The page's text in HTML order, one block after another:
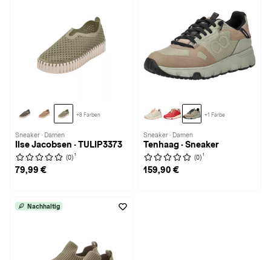
+8 Farben
Sneaker · Damen
Ilse Jacobsen · TULIP3373
(0) 1
79,99 €
+1 Farbe
Sneaker · Damen
Tenhaag · Sneaker
(0) 1
159,90 €
Nachhaltig